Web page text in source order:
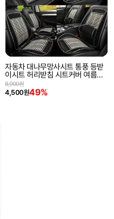
자동차 대나무망사시트 통풍 등받
이시트 허리받침 시트커버 여름카
시트 쿨링시트
4,500원49%
8,900원